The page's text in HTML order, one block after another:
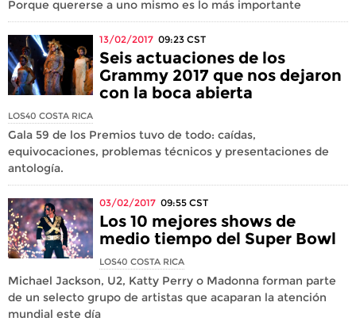
Porque quererse a uno mismo es lo más importante
13/02/2017 09:23 CST
Seis actuaciones de los
Grammy 2017 que nos dejaron
con la boca abierta
LOS40 COSTA RICA
Gala 59 de los Premios tuvo de todo: caídas,
equivocaciones, problemas técnicos y presentaciones de
antología.
03/02/2017 09:55 CST
Los 10 mejores shows de
medio tiempo del Super Bowl
LOS40 COSTA RICA
Michael Jackson, U2, Katty Perry o Madonna forman parte
de un selecto grupo de artistas que acaparan la atención
mundial este día